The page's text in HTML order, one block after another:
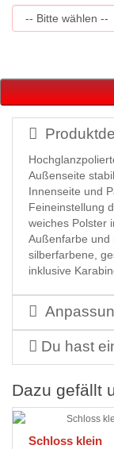
Außenseite
Innenseite und
Feineinstellung
weiches Polster
Außenfarbe und
silberfarbene,
inklusive
Du hast
Dazu gefällt
Schloss klein